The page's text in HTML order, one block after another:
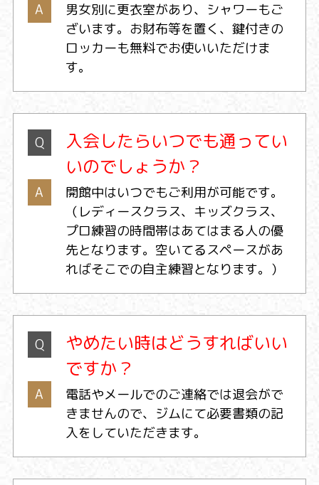
A
男女別に更衣室があり、シャワーもご
ざいます。お財布等を置く、鍵付きの
ロッカーも無料でお使いいただけま
す。
Q
入会したらいつでも通ってい
いのでしょうか？
A
開館中はいつでもご利用が可能です。
（レディースクラス、キッズクラス、
プロ練習の時間帯はあてはまる人の優
先となります。空いてるスペースがあ
ればそこでの自主練習となります。）
Q
やめたい時はどうすればいい
ですか？
A
電話やメールでのご連絡では退会がで
きませんので、ジムにて必要書類の記
入をしていただきます。